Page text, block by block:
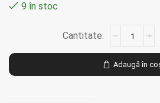
9 în stoc
Adaugă în